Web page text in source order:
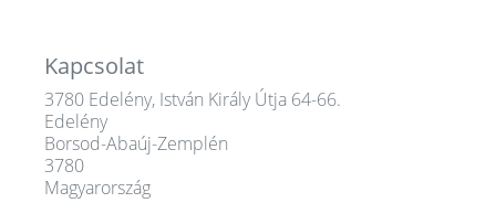
Kapcsolat
3780 Edelény, István Király Útja 64-66.
Edelény
Borsod-Abaúj-Zemplén
3780
Magyarország